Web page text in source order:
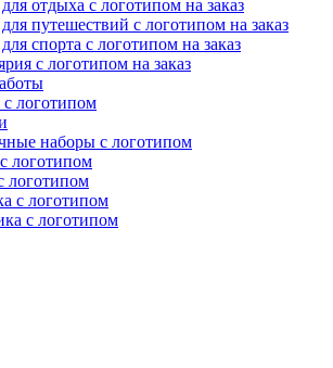
отдыха с логотипом на заказ
путешествий с логотипом на заказ
спорта с логотипом на заказ
с логотипом на заказ
логотипом
наборы с логотипом
логотипом
логотипом
с логотипом
с логотипом